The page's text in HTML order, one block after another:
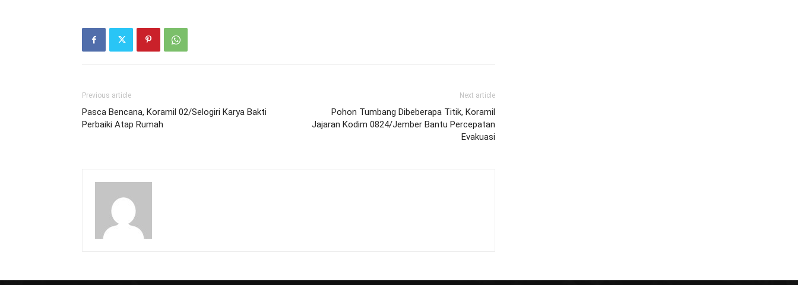
Previous article
Pasca Bencana, Koramil 02/Selogiri Karya Bakti
Perbaiki Atap Rumah
Next article
Pohon Tumbang Dibeberapa Titik, Koramil
Jajaran Kodim 0824/Jember Bantu Percepatan
Evakuasi